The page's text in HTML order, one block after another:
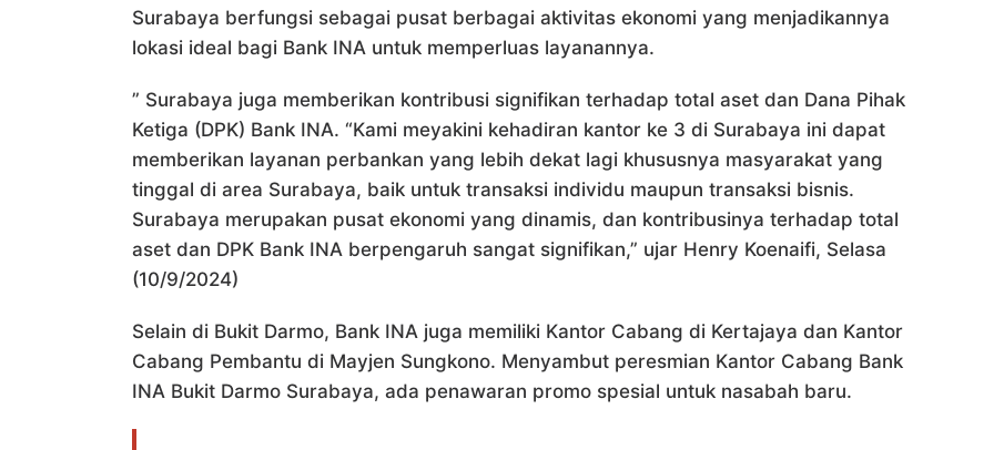
Surabaya berfungsi sebagai pusat berbagai aktivitas ekonomi yang menjadikannya
lokasi ideal bagi Bank INA untuk memperluas layanannya.
” Surabaya juga memberikan kontribusi signifikan terhadap total aset dan Dana Pihak
Ketiga (DPK) Bank INA. “Kami meyakini kehadiran kantor ke 3 di Surabaya ini dapat
memberikan layanan perbankan yang lebih dekat lagi khususnya masyarakat yang
tinggal di area Surabaya, baik untuk transaksi individu maupun transaksi bisnis.
Surabaya merupakan pusat ekonomi yang dinamis, dan kontribusinya terhadap total
aset dan DPK Bank INA berpengaruh sangat signifikan,” ujar Henry Koenaifi, Selasa
(10/9/2024)
Selain di Bukit Darmo, Bank INA juga memiliki Kantor Cabang di Kertajaya dan Kantor
Cabang Pembantu di Mayjen Sungkono. Menyambut peresmian Kantor Cabang Bank
INA Bukit Darmo Surabaya, ada penawaran promo spesial untuk nasabah baru.